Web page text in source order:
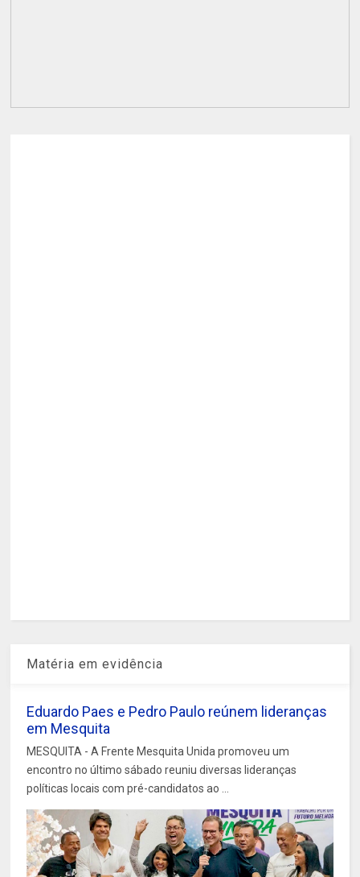
Matéria em evidência
Eduardo Paes e Pedro Paulo reúnem lideranças
em Mesquita
MESQUITA - A Frente Mesquita Unida promoveu um
encontro no último sábado reuniu diversas lideranças
políticas locais com pré-candidatos ao ...